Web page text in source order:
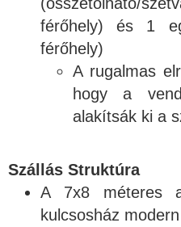
férőhely) és 1
férőhely)
A rugalmas
hogy a
alakítsák ki a
Szállás Struktúra
A 7x8 méteres
kulcsosház